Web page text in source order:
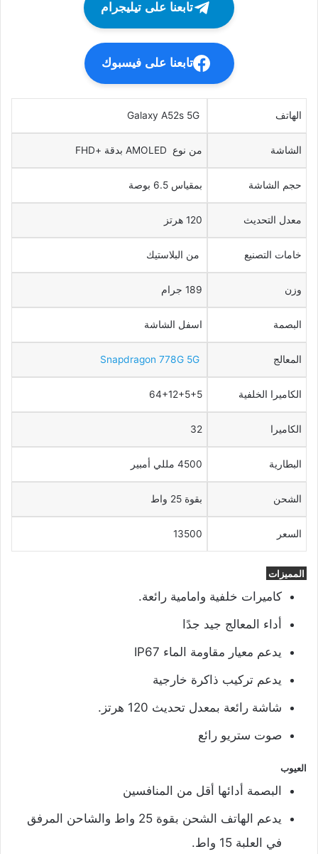
تابعنا على تيليجرام
تابعنا على فيسبوك
الهاتف
الشاشة من نوع AMOLED بدقة +FHD
حجم الشاشة بمقياس 6.5 بوصة
معدل التحديث 120 هرتز
خامات التصنيع من البلاستيك
وزن 189 جرام
البصمة اسفل الشاشة
المعالج
الكاميرا الخلفية 64+12+5+5
الكاميرا 32
البطارية 4500 مللي أمبير
الشحن بقوة 25 واط
السعر 13500
المميزات
كاميرات خلفية وامامية رائعة.
أداء المعالج جيد جدًا
يدعم معيار مقاومة الماء IP67
يدعم تركيب ذاكرة خارجية
شاشة رائعة بمعدل تحديث 120 هرتز.
صوت ستريو رائع
العيوب
البصمة أدائها أقل من المنافسين
يدعم الهاتف الشحن بقوة 25 واط والشاحن المرفق
في العلبة 15 واط.